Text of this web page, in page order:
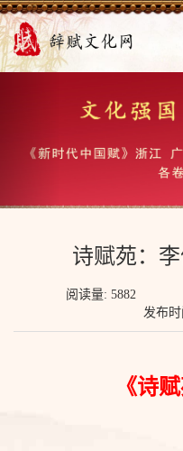
诗赋苑：李
阅读量: 5882
发布
《诗